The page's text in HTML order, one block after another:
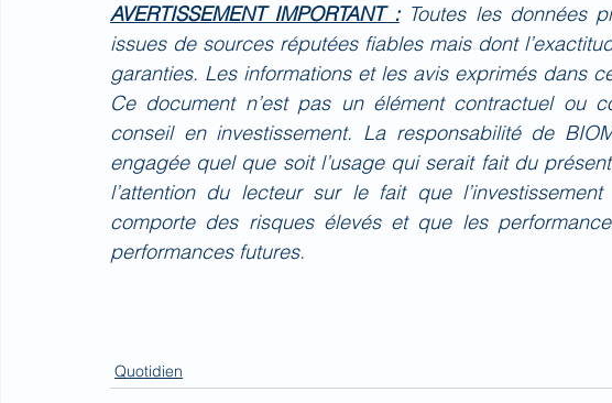
AVERTISSEMENT IMPORTANT : Toutes les données
issues de sources réputées fiables mais dont
garanties. Les informations et les avis exprimés dans
Ce document n’est pas un élément contractuel ou
conseil en investissement. La responsabilité de
engagée quel que soit l’usage qui serait fait du
l’attention du lecteur sur le fait que
comporte des risques élevés et que les
performances futures.
Quotidien